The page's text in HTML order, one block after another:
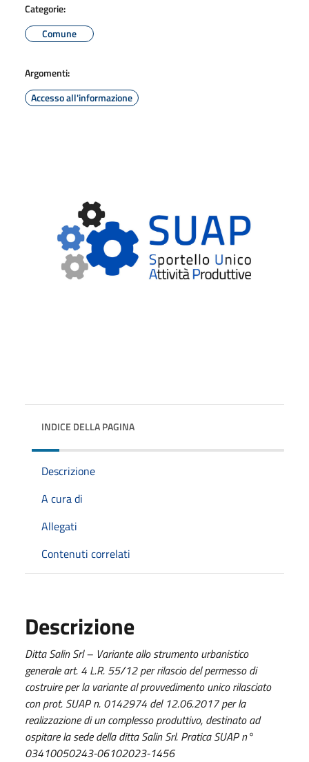
Categorie:
Comune
Argomenti:
Accesso all'informazione
INDICE DELLA PAGINA
Descrizione
A cura di
Allegati
Contenuti correlati
Descrizione
Ditta Salin Srl – Variante allo strumento urbanistico
generale art. 4 L.R. 55/12 per rilascio del permesso di
costruire per la variante al provvedimento unico rilasciato
con prot. SUAP n. 0142974 del 12.06.2017 per la
realizzazione di un complesso produttivo, destinato ad
ospitare la sede della ditta Salin Srl. Pratica SUAP n°
03410050243-06102023-1456